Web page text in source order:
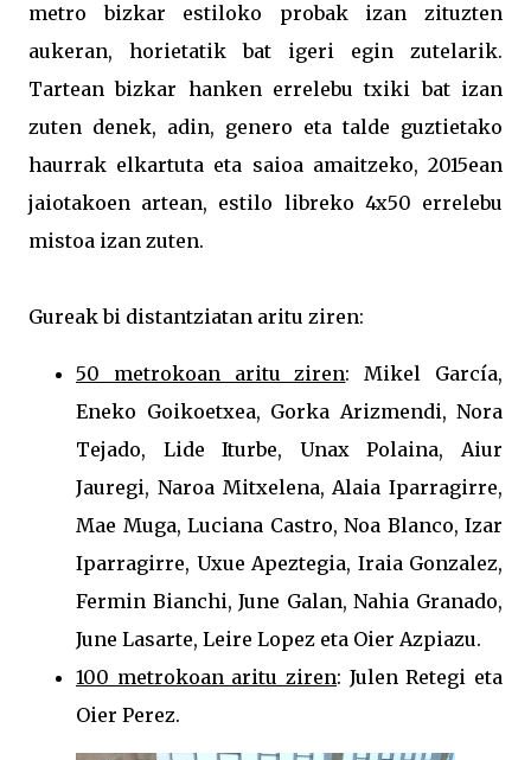
metro bizkar estiloko probak izan zituzten
aukeran, horietatik bat igeri egin zutelarik.
Tartean bizkar hanken errelebu txiki bat izan
zuten denek, adin, genero eta talde guztietako
haurrak elkartuta eta saioa amaitzeko, 2015ean
jaiotakoen artean, estilo libreko 4x50 errelebu
mistoa izan zuten.
Gureak bi distantziatan aritu ziren:
50 metrokoan aritu ziren: Mikel García,
Eneko Goikoetxea, Gorka Arizmendi, Nora
Tejado, Lide Iturbe, Unax Polaina, Aiur
Jauregi, Naroa Mitxelena, Alaia Iparragirre,
Mae Muga, Luciana Castro, Noa Blanco, Izar
Iparragirre, Uxue Apeztegia, Iraia Gonzalez,
Fermin Bianchi, June Galan, Nahia Granado,
June Lasarte, Leire Lopez eta Oier Azpiazu.
100 metrokoan aritu ziren: Julen Retegi eta
Oier Perez.